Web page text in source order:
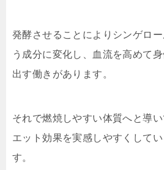
発酵させることによりシンゲロ
う成分に変化し、血流を高めて
出す働きがあります。
それで燃焼しやすい体質へと導
エット効果を実感しやすくして
す。